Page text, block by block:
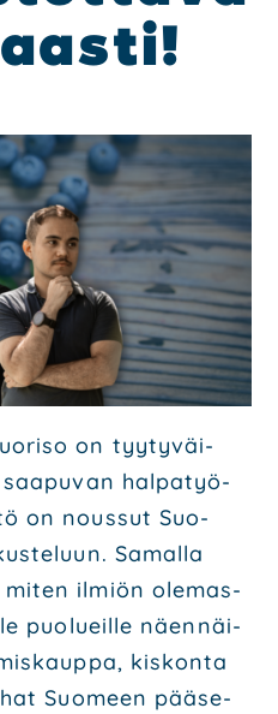
on tyy­ty­väi­
hal­pa­työ­
on nous­sut Suo­
Samal­la
miten ilmiön ole­mas­
puo­lueil­le näen­näi­
kis­kon­ta
Suo­meen pää­se­